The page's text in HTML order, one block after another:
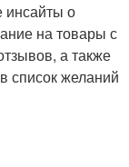
инсайты о
на товары с
а также
список желаний